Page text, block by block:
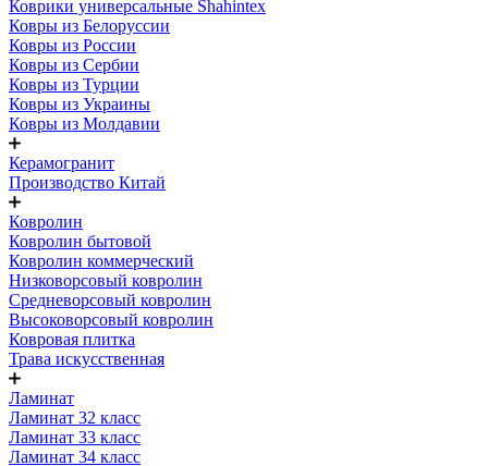
Коврики универсальные Shahintex
Ковры из Белоруссии
Ковры из России
Ковры из Сербии
Ковры из Турции
Ковры из Украины
Ковры из Молдавии
Керамогранит
Производство Китай
Ковролин
Ковролин бытовой
Ковролин коммерческий
Низковорсовый ковролин
Средневорсовый ковролин
Высоковорсовый ковролин
Ковровая плитка
Трава искусственная
Ламинат
Ламинат 32 класс
Ламинат 33 класс
Ламинат 34 класс